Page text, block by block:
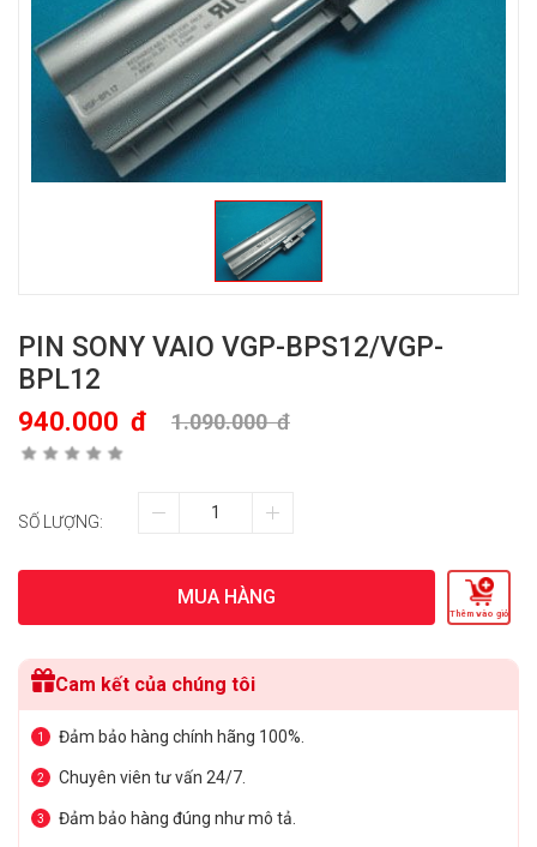
PIN SONY VAIO VGP-BPS12/VGP-
BPL12
940.000 đ 1.090.000đ
SỐ LƯỢNG:
MUA HÀNG
Thêm vào giỏ
Cam kết của chúng tôi
1 Đảm bảo hàng chính hãng 100%.
2 Chuyên viên tư vấn 24/7.
3 Đảm bảo hàng đúng như mô tả.